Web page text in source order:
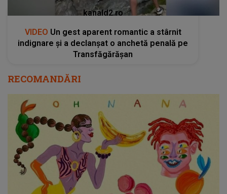
kanald2.ro
VIDEO Un gest aparent romantic a stârnit
indignare și a declanșat o anchetă penală pe
Transfăgărășan
RECOMANDĂRI